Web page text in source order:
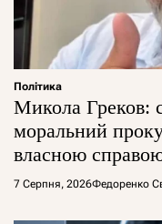
Політика
Микола Греков:
моральний
власною
7 Серпня, 2026Федоренко